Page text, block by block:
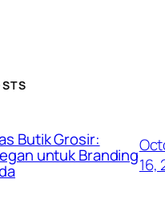
Butik Grosir:
untuk Branding16,